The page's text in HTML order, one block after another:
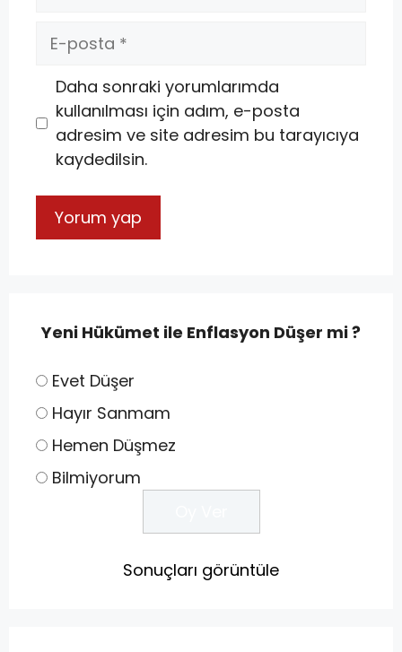
Daha sonraki yorumlarımda
kullanılması için adım, e-posta
adresim ve site adresim bu tarayıcıya
kaydedilsin.
Yeni Hükümet ile Enflasyon Düşer mi ?
Evet Düşer
Hayır Sanmam
Hemen Düşmez
Bilmiyorum
Sonuçları görüntüle